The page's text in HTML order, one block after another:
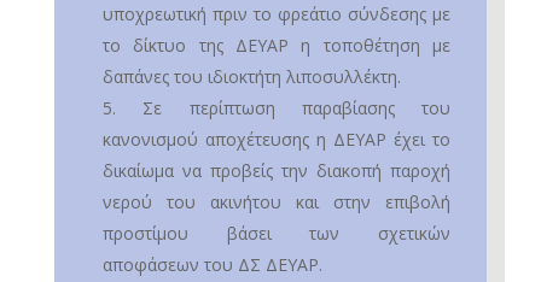
υποχρεωτική πριν το φρεάτιο σύνδεσης με
το δίκτυο της ΔΕΥΑΡ η τοποθέτηση με
δαπάνες του ιδιοκτήτη λιποσυλλέκτη.
Σε περίπτωση παραβίασης του
κανονισμού αποχέτευσης η ΔΕΥΑΡ έχει το
δικαίωμα να προβείς την διακοπή παροχή
νερού του ακινήτου και στην επιβολή
προστίμου βάσει των σχετικών
αποφάσεων του ΔΣ ΔΕΥΑΡ.